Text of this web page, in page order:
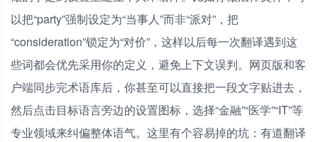
以把“party”强制设定为“当事人”而非“派对”，把
“consideration”锁定为“对价”，这样以后每一次翻译遇到这
些词都会优先采用你的定义，避免上下文误判。网页版和客
户端同步完术语库后，你甚至可以直接把一段文字贴进去，
然后点击目标语言旁边的设置图标，选择“金融”“医学”“IT”等
专业领域来纠偏整体语气。这里有个容易掉的坑：有道翻译